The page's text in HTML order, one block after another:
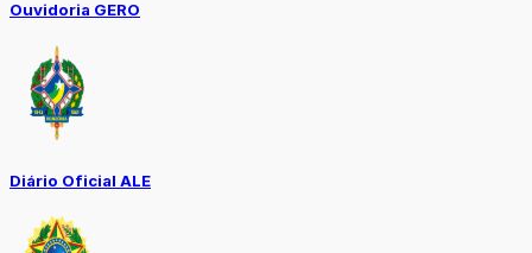
Ouvidoria GERO
Diário Oficial ALE